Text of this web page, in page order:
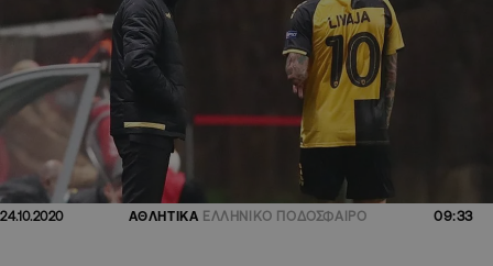
24.10.2020 ΑΘΛΗΤΙΚΑ ΕΛΛΗΝΙΚΟ ΠΟΔΟΣΦΑΙΡΟ 09:33